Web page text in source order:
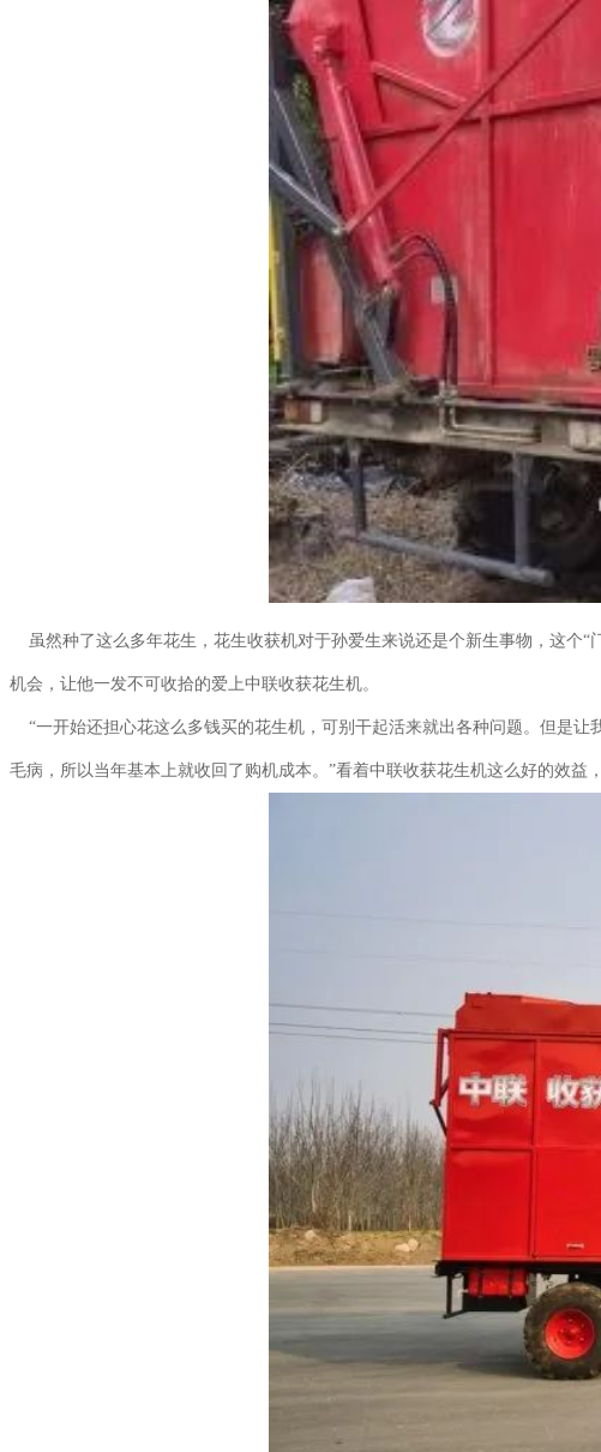
虽然种了这么多年花生，花生收获机对于孙爱生来说还是个新生事物，这个“
机会，让他一发不可收拾的爱上中联收获花生机。
“一开始还担心花这么多钱买的花生机，可别干起活来就出各种问题。但是
毛病，所以当年基本上就收回了购机成本。”看着中联收获花生机这么好的效